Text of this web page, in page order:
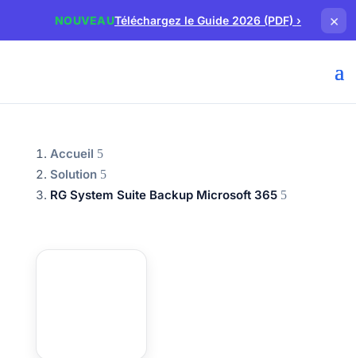
NOUVEAUTéléchargez le Guide 2026 (PDF)› ×
Accueil
Solution
RG System Suite Backup Microsoft 365